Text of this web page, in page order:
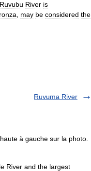
Ruvubu River is
may be considered the
Ruvuma River
à gauche sur la photo.
River and the largest